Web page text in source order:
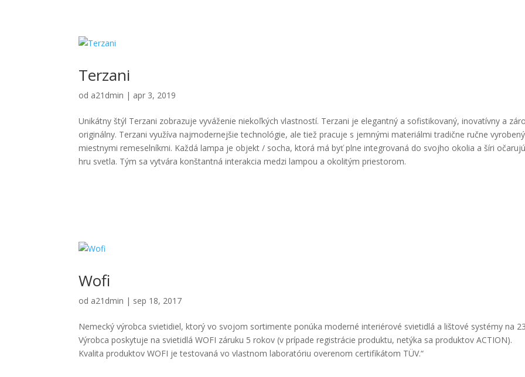
Terzani
od a21dmin | apr 3, 2019
Unikátny štýl Terzani zobrazuje vyváženie niekoľkých vlastností. Terzani je elegantný a sofistikovaný, inovatívny a
originálny. Terzani využíva najmodernejšie technológie, ale tiež pracuje s jemnými materiálmi tradične ručne
miestnymi remeselníkmi. Každá lampa je objekt / socha, ktorá má byť plne integrovaná do svojho okolia a šíri
hru svetla. Tým sa vytvára konštantná interakcia medzi lampou a okolitým priestorom.
Wofi
od a21dmin | sep 18, 2017
Nemecký výrobca svietidiel, ktorý vo svojom sortimente ponúka moderné interiérové svietidlá a lištové systémy na
Výrobca poskytuje na svietidlá WOFI záruku 5 rokov (v prípade registrácie produktu, netýka sa produktov ACTION).
Kvalita produktov WOFI je testovaná vo vlastnom laboratóriu overenom certifikátom TÜV.“